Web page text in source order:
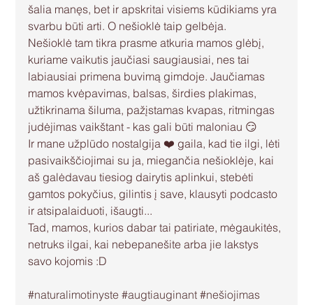
šalia manęs, bet ir apskritai visiems kūdikiams yra
svarbu būti arti. O nešioklė taip gelbėja.
Nešioklė tam tikra prasme atkuria mamos glėbį,
kuriame vaikutis jaučiasi saugiausiai, nes tai
labiausiai primena buvimą gimdoje. Jaučiamas
mamos kvėpavimas, balsas, širdies plakimas,
užtikrinama šiluma, pažįstamas kvapas, ritmingas
judėjimas vaikštant - kas gali būti maloniau 😏
Ir mane užplūdo nostalgija ❤️ gaila, kad tie ilgi, lėti
pasivaikščiojimai su ja, miegančia nešioklėje, kai
aš galėdavau tiesiog dairytis aplinkui, stebėti
gamtos pokyčius, gilintis į save, klausyti podcasto
ir atsipalaiduoti, išaugti...
Tad, mamos, kurios dabar tai patiriate, mėgaukitės,
netruks ilgai, kai nebepanešite arba jie lakstys
savo kojomis :D
#naturalimotinyste #augtiauginant #nešiojimas